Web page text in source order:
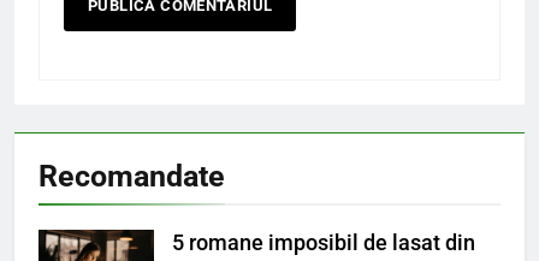
Recomandate
5 romane imposibil de lasat din